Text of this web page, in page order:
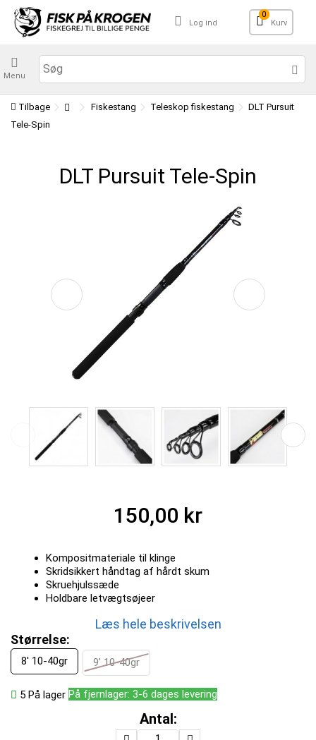
Log ind
0
Kurv
Menu
Tilbage Fiskestang Teleskop fiskestang
DLT Pursuit
Tele-Spin
DLT Pursuit Tele-Spin
150,00 kr
Kompositmateriale til klinge
Skridsikkert håndtag af hårdt skum
Skruehjulssæde
Holdbare letvægtsøjeer
Læs hele beskrivelsen
Størrelse:
8' 10-40gr 9' 10-40gr
5 På lager På fjernlager: 3-6 dages levering
Antal: